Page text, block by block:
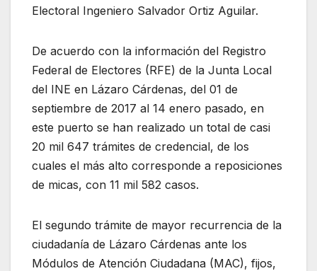
Electoral Ingeniero Salvador Ortiz Aguilar.
De acuerdo con la información del Registro
Federal de Electores (RFE) de la Junta Local
del INE en Lázaro Cárdenas, del 01 de
septiembre de 2017 al 14 enero pasado, en
este puerto se han realizado un total de casi
20 mil 647 trámites de credencial, de los
cuales el más alto corresponde a reposiciones
de micas, con 11 mil 582 casos.
El segundo trámite de mayor recurrencia de la
ciudadanía de Lázaro Cárdenas ante los
Módulos de Atención Ciudadana (MAC), fijos,